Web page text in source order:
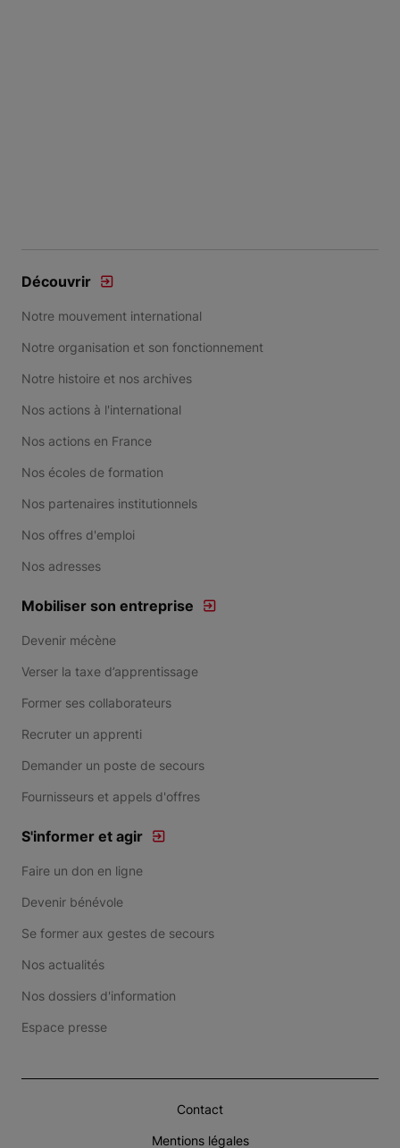
Découvrir
Notre mouvement international
Notre organisation et son fonctionnement
Notre histoire et nos archives
Nos actions à l'international
Nos actions en France
Nos écoles de formation
Nos partenaires institutionnels
Nos offres d'emploi
Nos adresses
Mobiliser son entreprise
Devenir mécène
Verser la taxe d’apprentissage
Former ses collaborateurs
Recruter un apprenti
Demander un poste de secours
Fournisseurs et appels d'offres
S'informer et agir
Faire un don en ligne
Devenir bénévole
Se former aux gestes de secours
Nos actualités
Nos dossiers d'information
Espace presse
Contact
Mentions légales